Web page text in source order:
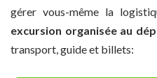
gérer vous-même la
excursion organisée au
transport, guide et billets: